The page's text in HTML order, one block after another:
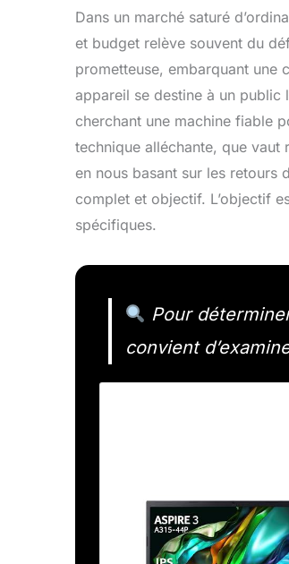
Dans un marché saturé
et budget relève souvent du
prometteuse, embarquant une
appareil se destine à un public
cherchant une machine fiable
technique alléchante, que vaut
en nous basant sur les retours
complet et objectif. L’objectif
spécifiques.
Pour
convient